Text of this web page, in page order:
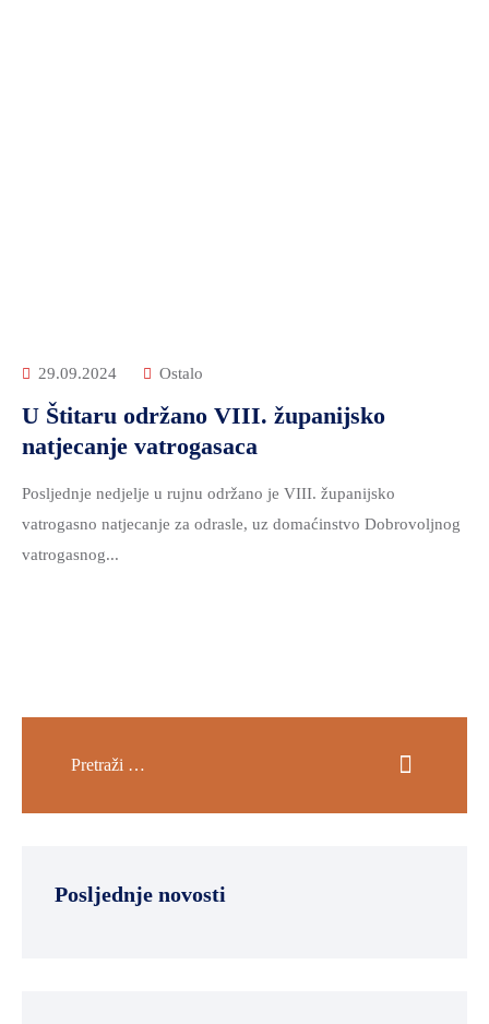
29.09.2024 Ostalo
U Štitaru održano VIII. županijsko
natjecanje vatrogasaca
Posljednje nedjelje u rujnu održano je VIII. županijsko
vatrogasno natjecanje za odrasle, uz domaćinstvo Dobrovoljnog
vatrogasnog...
Posljednje novosti